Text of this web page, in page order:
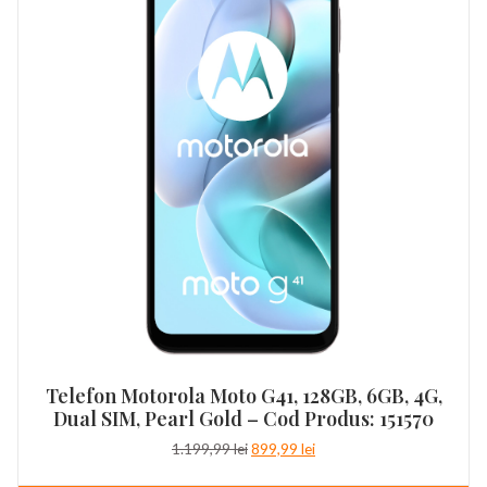
Telefon Motorola Moto G41, 128GB, 6GB, 4G,
Dual SIM, Pearl Gold – Cod Produs: 151570
1.199,99leiPrețul
899,99 leiPrețul